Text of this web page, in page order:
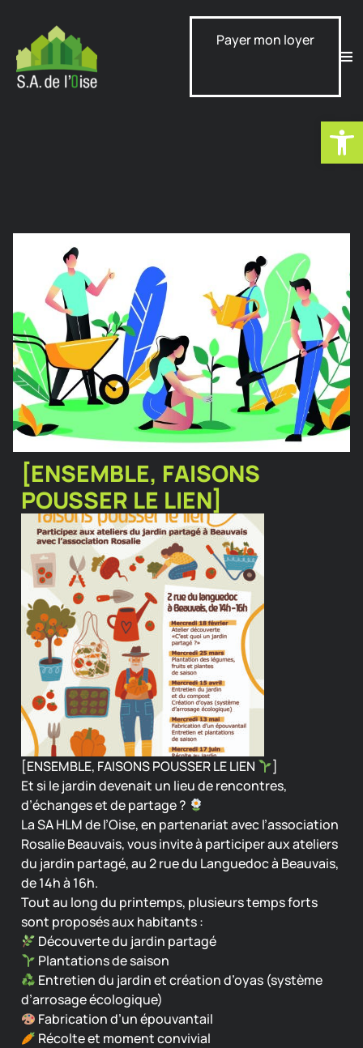
Ouvrir
Payer mon loyer
[ENSEMBLE, FAISONS
POUSSER LE LIEN]
[ENSEMBLE, FAISONS POUSSER LE LIEN
]
Et si le jardin devenait un lieu de rencontres,
d’échanges et de partage ?
La SA HLM de l’Oise, en partenariat avec l’association
Rosalie Beauvais, vous invite à participer aux ateliers
du jardin partagé, au 2 rue du Languedoc à Beauvais,
de 14h à 16h.
Tout au long du printemps, plusieurs temps forts
sont proposés aux habitants :
Découverte du jardin partagé
Plantations de saison
Entretien du jardin et création d’oyas (système
d’arrosage écologique)
Fabrication d’un épouvantail
Récolte et moment convivial